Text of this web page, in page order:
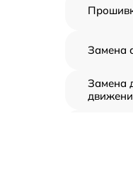
Замена
Замена